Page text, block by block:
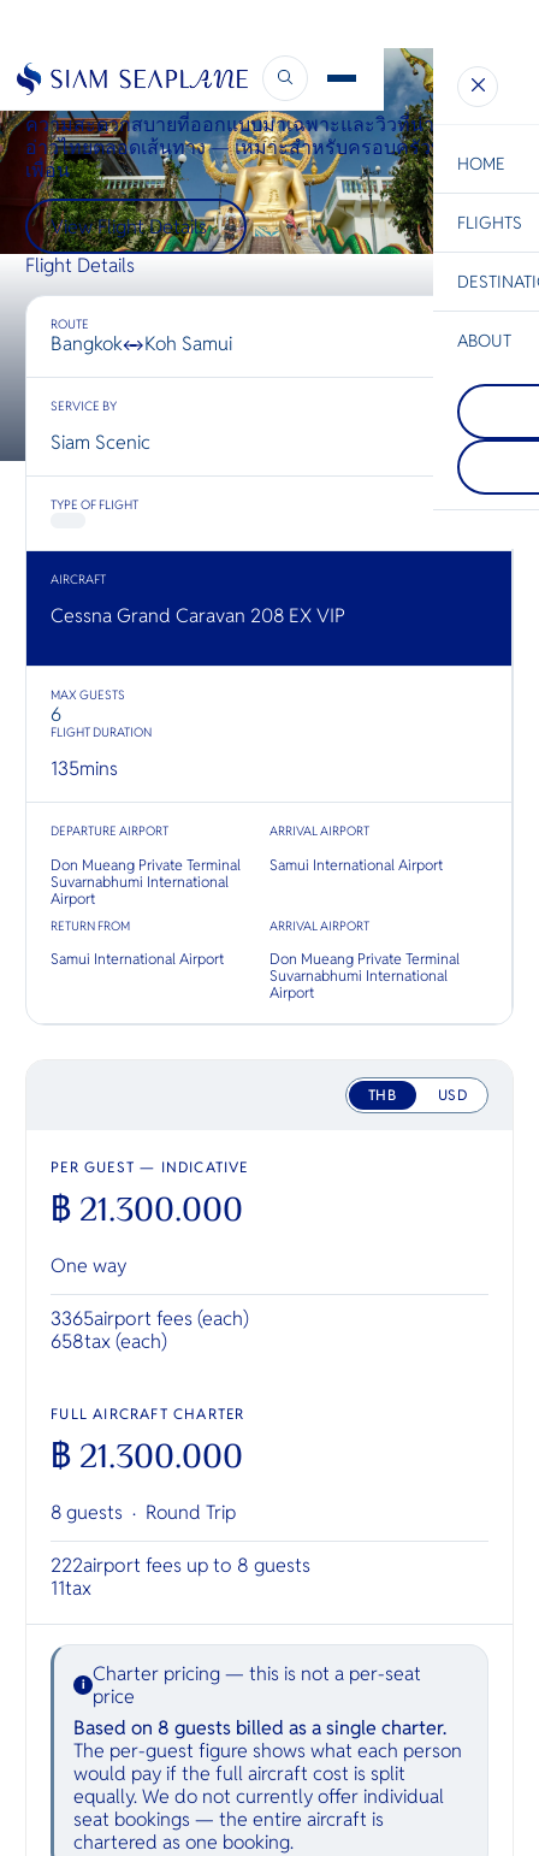
ESC
Bangkok Hua Hin Scenic Charter
HOME
FLIGHTS
เมืองชาย
ของไทย
วัฒนธรร
ตามธรร
สงบ พร้อ
ชายหาด
เกาะยาว
เกาะยาว
อยู่ระหว่า
กระบี่ มีลั
ชายเลน
ABOUT
OTHER
Bangkok ↔ Samui
ความสะดวกสบายที่ออกแบบมาเฉพาะและวิวที่น่าทึ่งของ
อ่าวไทยตลอดเส้นทาง — เหมาะสำหรับครอบครัวหรือ
เพื่อน
View Flight Details
Flight Details
ROUTE
Bangkok↔Koh Samui
SERVICE BY
Siam Scenic
TYPE OF FLIGHT
AIRCRAFT
Cessna Grand Caravan 208 EX VIP
MAX GUESTS
6
FLIGHT DURATION
135mins
DEPARTURE AIRPORT
Don Mueang Private Terminal
Suvarnabhumi International
Airport
ARRIVAL AIRPORT
Samui International Airport
RETURN FROM
Samui International Airport
ARRIVAL AIRPORT
Don Mueang Private Terminal
Suvarnabhumi International
Airport
THB USD
PER GUEST — INDICATIVE
฿ 21.300.000
One way
3365airport fees (each)
658tax (each)
FULL AIRCRAFT CHARTER
฿ 21.300.000
8 guests · Round Trip
222airport fees up to 8 guests
11tax
i Charter pricing — this is not a per-seat
price
Based on 8 guests billed as a single charter.
The per-guest figure shows what each person
would pay if the full aircraft cost is split
equally. We do not currently offer individual
seat bookings — the entire aircraft is
chartered as one booking.